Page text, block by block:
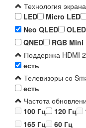
Технология экрана
LED
Micro LED
Neo QLED
OLED
QNED
RGB Mini
Поддержка HDMI
есть
Телевизоры со
есть
Частота
100 Гц
120 Гц
165 Гц
60 Гц